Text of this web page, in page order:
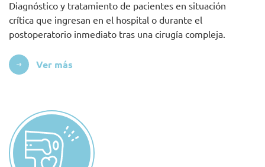
Diagnóstico y tratamiento de pacientes en situación
crítica que ingresan en el hospital o durante el
postoperatorio inmediato tras una cirugía compleja.
Ver más